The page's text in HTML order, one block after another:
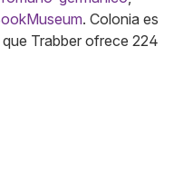
. Colonia es
Trabber ofrece 224